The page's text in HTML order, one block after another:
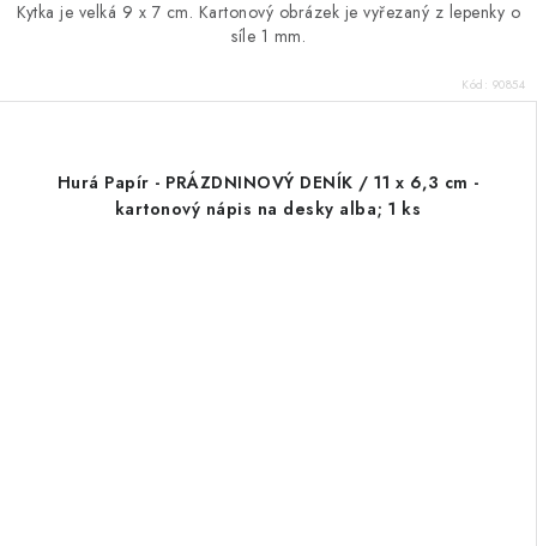
Kytka je velká 9 x 7 cm. Kartonový obrázek je vyřezaný z lepenky o
síle 1 mm.
Kód: 90854
Hurá Papír - PRÁZDNINOVÝ DENÍK / 11 x 6,3 cm -
kartonový nápis na desky alba; 1 ks